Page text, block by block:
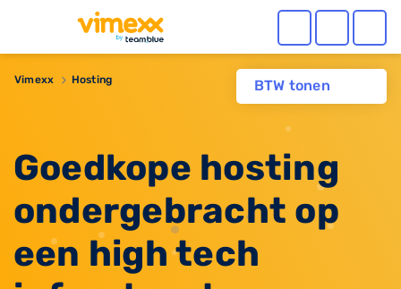
BTW tonen
Vimexx Hosting
Goedkope hosting
ondergebracht op
een high tech